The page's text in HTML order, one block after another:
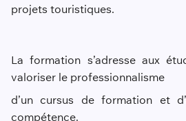
projets touristiques.
La formation s’adresse aux
valoriser le professionnalisme
d’un cursus de formation et
compétence.